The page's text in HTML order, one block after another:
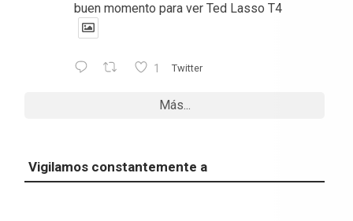
buen momento para ver Ted Lasso T4
1 Twitter
Más...
Vigilamos constantemente a